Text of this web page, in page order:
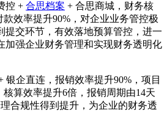
控 + 合思档案 + 合思商城，财务核
效率提升90%，对企业业务管控极
提交环节，有效落地预算管控，进一
加强企业财务管理和实现财务透明化
银企直连，报销效率提升90%，项目
算效率提升6倍，报销周期由14天
合规性得到提升，为企业的财务透